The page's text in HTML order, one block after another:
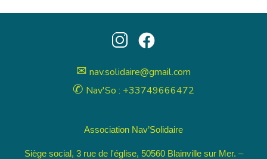
✉ nav.solidaire@gmail.com
✆ Nav'So : +33749666472
Association Nav’Solidaire
Siège social, 3 rue de l'église, 50560 Blainville sur Mer. –